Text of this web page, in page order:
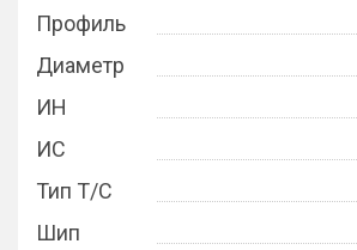
Профиль
Диаметр
ИН
ИС
Тип Т/С
Шип